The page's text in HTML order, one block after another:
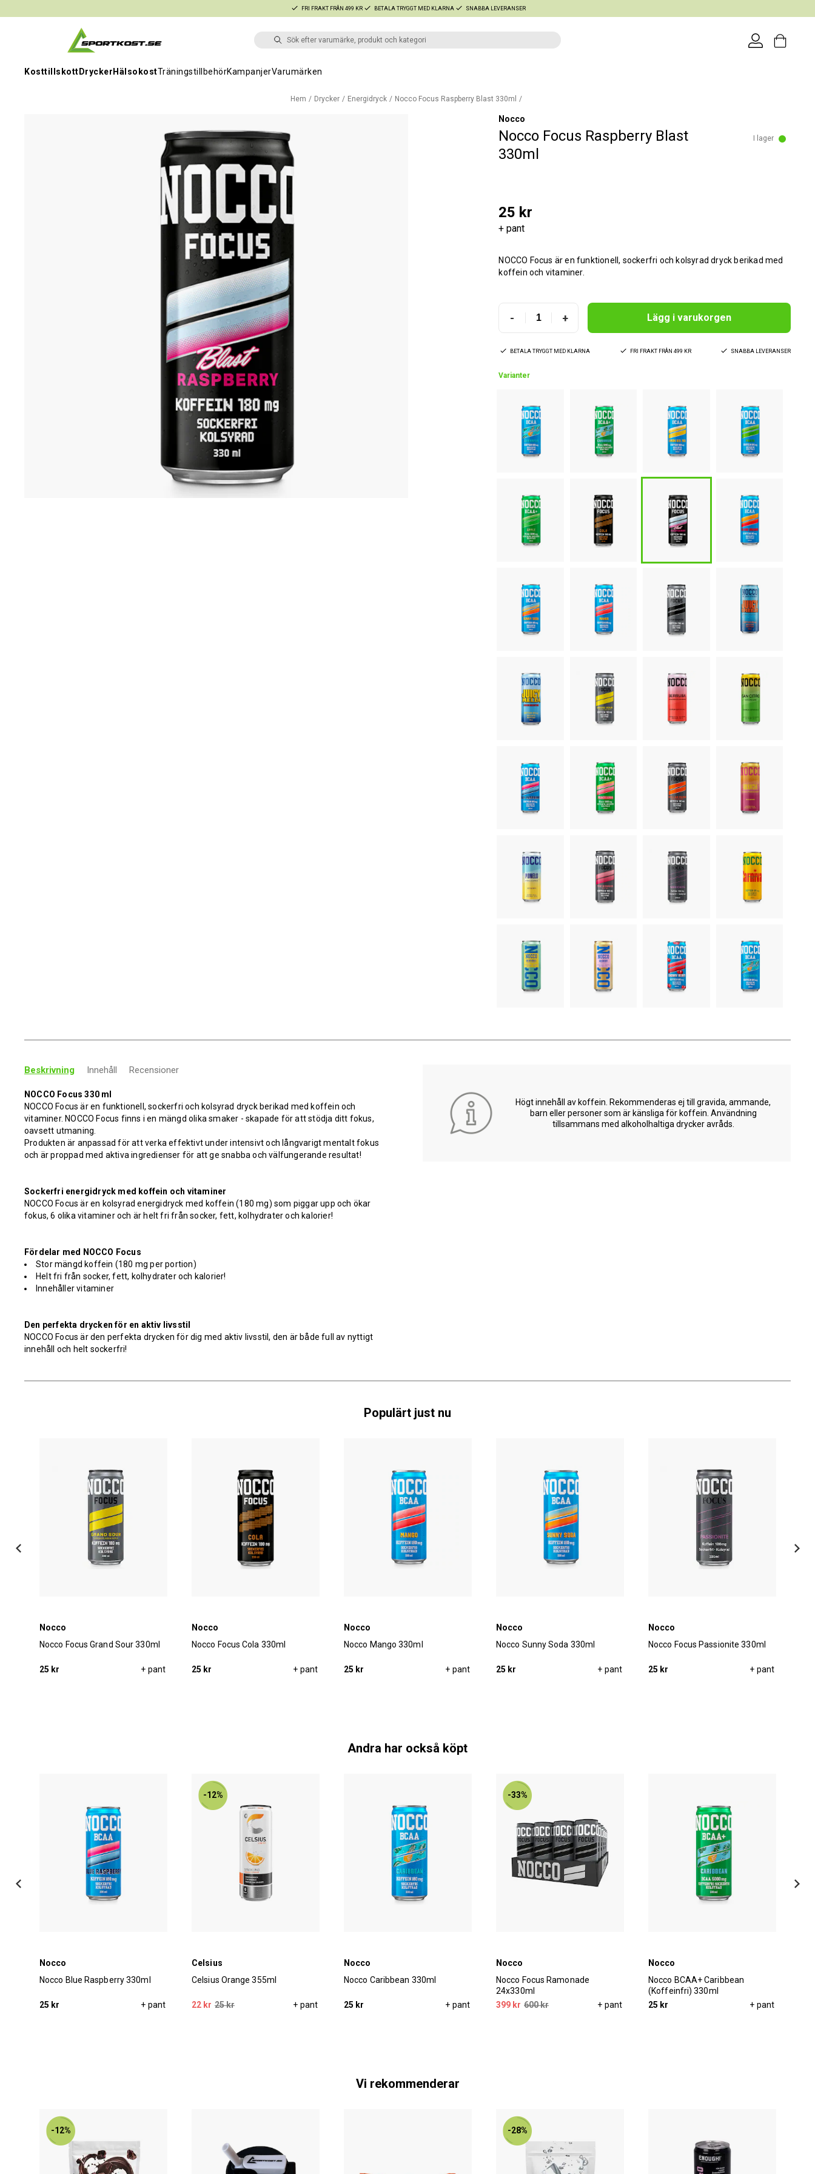
FRI FRAKT FRÅN 499 KR BETALA TRYGGT MED KLARNA SNABBA LEVERANSER
KosttillskottDryckerHälsokostTräningstillbehörKampanjerVarumärken
Hem Drycker Energidryck Nocco Focus Raspberry Blast 330ml
Nocco
Nocco Focus Raspberry Blast
330ml
I lager
25 kr
+ pant
NOCCO Focus är en funktionell, sockerfri och kolsyrad dryck berikad med
koffein och vitaminer.
- + Lägg i varukorgen
BETALA TRYGGT MED KLARNA FRI FRAKT FRÅN 499 KR SNABBA LEVERANSER
Varianter
Beskrivning Innehåll Recensioner
NOCCO Focus 330 ml
NOCCO Focus är en funktionell, sockerfri och kolsyrad dryck berikad med koffein och
vitaminer. NOCCO Focus finns i en mängd olika smaker - skapade för att stödja ditt fokus,
oavsett utmaning.
Produkten är anpassad för att verka effektivt under intensivt och långvarigt mentalt fokus
och är proppad med aktiva ingredienser för att ge snabba och välfungerande resultat!
Sockerfri energidryck med koffein och vitaminer
NOCCO Focus är en kolsyrad energidryck med koffein (180 mg) som piggar upp och ökar
fokus, 6 olika vitaminer och är helt fri från socker, fett, kolhydrater och kalorier!
Fördelar med NOCCO Focus
Stor mängd koffein (180 mg per portion)
Helt fri från socker, fett, kolhydrater och kalorier!
Innehåller vitaminer
Den perfekta drycken för en aktiv livsstil
NOCCO Focus är den perfekta drycken för dig med aktiv livsstil, den är både full av nyttigt
innehåll och helt sockerfri!
Högt innehåll av koffein. Rekommenderas ej till gravida, ammande,
barn eller personer som är känsliga för koffein. Användning
tillsammans med alkoholhaltiga drycker avråds.
Populärt just nu
Nocco
Nocco Focus Grand Sour 330ml
25 kr + pant
Nocco
Nocco Focus Cola 330ml
25 kr + pant
Nocco
Nocco Mango 330ml
25 kr + pant
Nocco
Nocco Sunny Soda 330ml
25 kr + pant
Nocco
Nocco Focus Passionite 330ml
25 kr + pant
Andra har också köpt
Nocco
Nocco Blue Raspberry 330ml
25 kr + pant
-12%
Celsius
Celsius Orange 355ml
22 kr 25 kr + pant
Nocco
Nocco Caribbean 330ml
25 kr + pant
-33%
Nocco
Nocco Focus Ramonade
24x330ml
399 kr 600 kr + pant
Nocco
Nocco BCAA+ Caribbean
(Koffeinfri) 330ml
25 kr
+ pant
Vi rekommenderar
-12% -28%